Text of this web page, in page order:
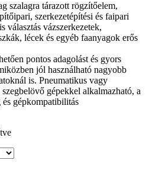
szalagra tárazott rögzítőelem,
szerkezetépítési és faipari
választás vázszerkezetek,
lécek és egyéb faanyagok erős
pontos adagolást és gyors
jól használható nagyobb
is. Pneumatikus vagy
gépekkel alkalmazható, a
és gépkompatibilitás